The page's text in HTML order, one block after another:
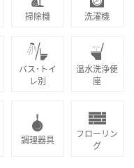
掃除機 洗濯機
バス･トイ
レ別
温水洗浄便
座
調理器具
フローリン
グ